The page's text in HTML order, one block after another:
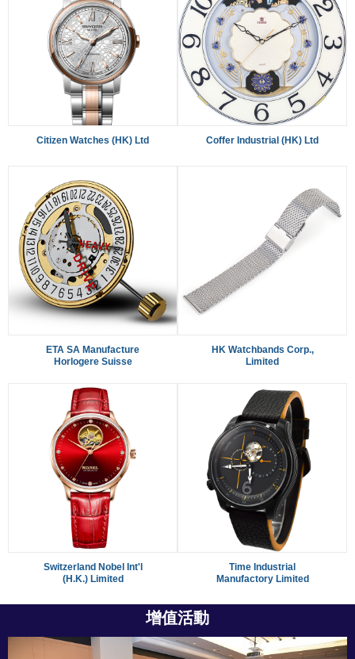
Citizen Watches (HK) Ltd Coffer Industrial (HK) Ltd
ETA SA Manufacture
Horlogere Suisse
HK Watchbands Corp.,
Limited
Switzerland Nobel Int'l
(H.K.) Limited
Time Industrial
Manufactory Limited
增值活動